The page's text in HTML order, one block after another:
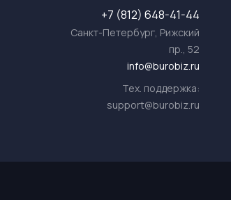
+7 (812) 648-41-44
Санкт-Петербург, Рижский
пр., 52
info@burobiz.ru
Тех. поддержка:
support@burobiz.ru